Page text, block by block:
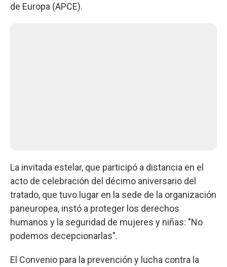
de Europa (APCE).
La invitada estelar, que participó a distancia en el
acto de celebración del décimo aniversario del
tratado, que tuvo lugar en la sede de la organización
paneuropea, instó a proteger los derechos
humanos y la seguridad de mujeres y niñas: "No
podemos decepcionarlas".
El Convenio para la prevención y lucha contra la